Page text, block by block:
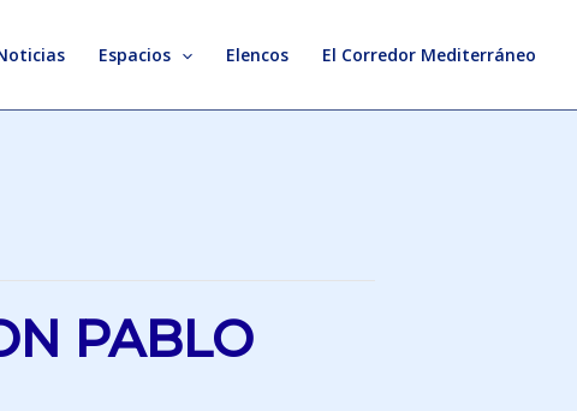
Espacios Elencos El Corredor Mediterráneo
PABLO